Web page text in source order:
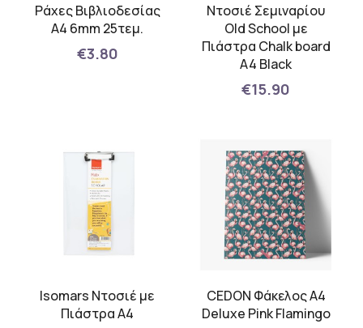
Ράχες Βιβλιοδεσίας
Α4 6mm 25τεμ.
€3.80
Ντοσιέ Σεμιναρίου
Old School με
Πιάστρα Chalk board
A4 Black
€15.90
Isomars Ντοσιέ με
Πιάστρα Α4
CEDON Φάκελος Α4
Deluxe Pink Flamingo